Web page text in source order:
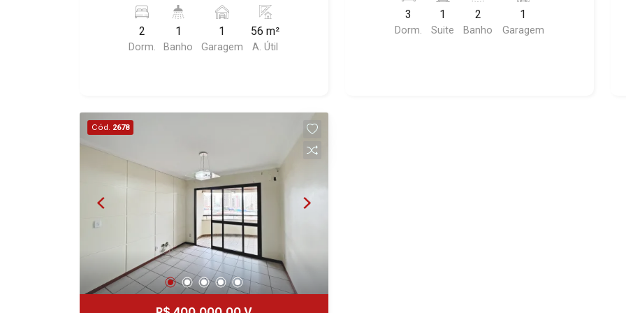
características deste imóvel que a
Martinelli Imobiliária selecionou para
você: - 56m² de área útil - 2 dormitórios
vaga Martinelli Imobiliária, referência no
mercado imobiliário desde 2000.
Especialistas em Venda, Locação e
Lançamentos! Avenida João Fiúsa,
1051 - Alto da Boa Vista
2
Dorm.
1
Banho
1
Garagem
56 m²
A. Útil
próximo a Recreativa.
3
Dorm.
1
Suite
2
Banho
1
Garagem
Cód. 2678